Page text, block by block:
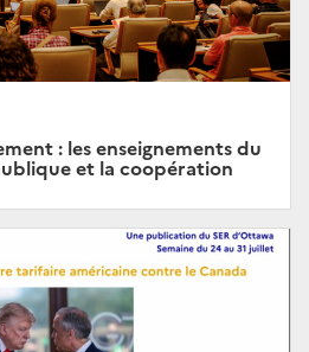
: les enseignements du
et la coopération